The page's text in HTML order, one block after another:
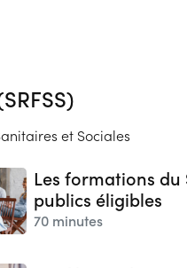
et Sociales
Les formations du
publics éligibles
70 minutes